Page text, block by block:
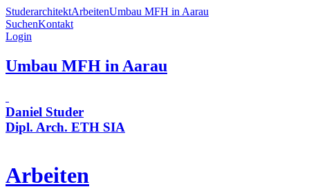
StuderarchitektArbeitenUmbau MFH in Aarau
SuchenKontakt
Login
Umbau MFH in Aarau
Daniel Studer
Dipl. Arch. ETH SIA
Arbeiten